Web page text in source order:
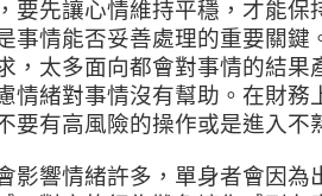
要先讓心情維持平穩，才能保
事情能否妥善處理的重要關鍵
，太多面向都會對事情的結果
情緒對事情沒有幫助。在財務
要有高風險的操作或是進入不
影響情緒許多，單身者會因為